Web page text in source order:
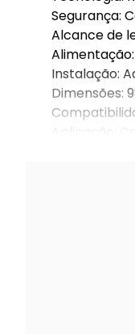
Segurança:
Alcance de
Instalação:
Dimensões:
Aplicação: